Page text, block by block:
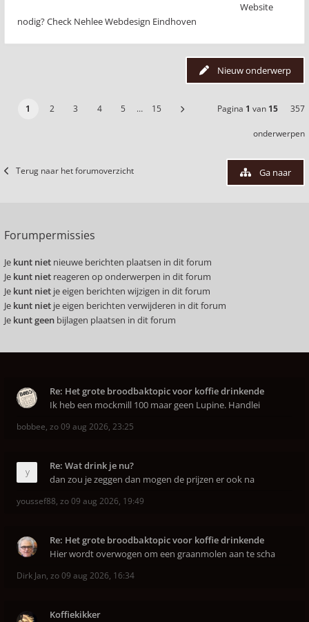
Website
nodig? Check Nehlee Webdesign Eindhoven
Nieuw onderwerp
1 2 3 4 5 … 15 Pagina 1 van 15 357
onderwerpen
Terug naar het forumoverzicht Ga naar
Forumpermissies
Je kunt niet nieuwe berichten plaatsen in dit forum
Je kunt niet reageren op onderwerpen in dit forum
Je kunt niet je eigen berichten wijzigen in dit forum
Je kunt niet je eigen berichten verwijderen in dit forum
Je kunt geen bijlagen plaatsen in dit forum
Re: Het grote broodbaktopic voor koffie drinkende
Ik heb een mockmill 100 maar geen Lupine. Handlei
bobbee, zo 09 aug 2026, 23:25
Re: Wat drink je nu?
dan zou je zeggen dan mogen de prijzen er ook na
youssef88, zo 09 aug 2026, 19:49
Re: Het grote broodbaktopic voor koffie drinkende
Hier wordt overwogen om een graanmolen aan te scha
Dirk Jan, zo 09 aug 2026, 16:34
Koffiekikker